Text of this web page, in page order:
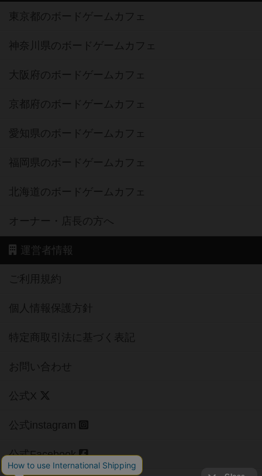
東京都のボードゲームカフェ
神奈川県のボードゲームカフェ
大阪府のボードゲームカフェ
京都府のボードゲームカフェ
愛知県のボードゲームカフェ
福岡県のボードゲームカフェ
北海道のボードゲームカフェ
オーナー・店長の方へ
運営者情報
ご利用規約
個人情報保護方針
特定商取引法に基づく表記
お問い合わせ
公式X
公式instagram
公式Facebook